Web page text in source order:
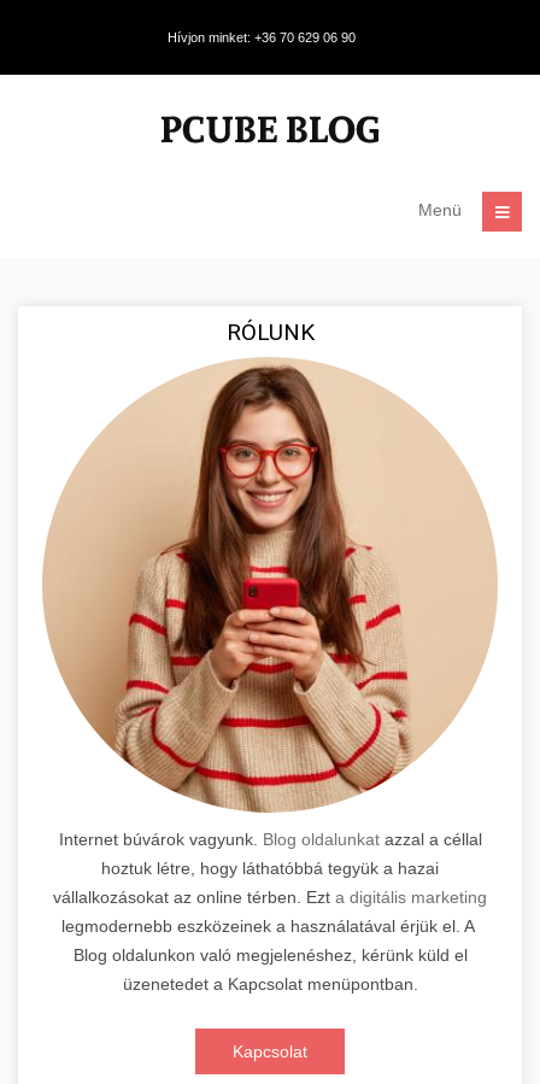
Hívjon minket: +36 70 629 06 90
Menü
RÓLUNK
Internet búvárok vagyunk. Blog oldalunkatazzal a céllal
hoztuk létre, hogy láthatóbbá tegyük a hazai
vállalkozásokat az online térben. Ezt a digitális marketing
legmodernebb eszközeinek a használatával érjük el. A
Blog oldalunkon való megjelenéshez, kérünk küld el
üzenetedet a Kapcsolat menüpontban.
Kapcsolat